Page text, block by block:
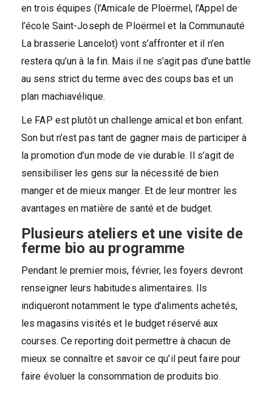
en trois équipes (l’Amicale de Ploërmel, l’Appel de
l’école Saint-Joseph de Ploërmel et la Communauté
La brasserie Lancelot) vont s’affronter et il n’en
restera qu’un à la fin. Mais il ne s’agit pas d’une battle
au sens strict du terme avec des coups bas et un
plan machiavélique.
Le FAP est plutôt un challenge amical et bon enfant.
Son but n’est pas tant de gagner mais de participer à
la promotion d’un mode de vie durable. Il s’agit de
sensibiliser les gens sur la nécessité de bien
manger et de mieux manger. Et de leur montrer les
avantages en matière de santé et de budget.
Plusieurs ateliers et une visite de
ferme bio au programme
Pendant le premier mois, février, les foyers devront
renseigner leurs habitudes alimentaires. Ils
indiqueront notamment le type d’aliments achetés,
les magasins visités et le budget réservé aux
courses. Ce reporting doit permettre à chacun de
mieux se connaître et savoir ce qu’il peut faire pour
faire évoluer la consommation de produits bio.